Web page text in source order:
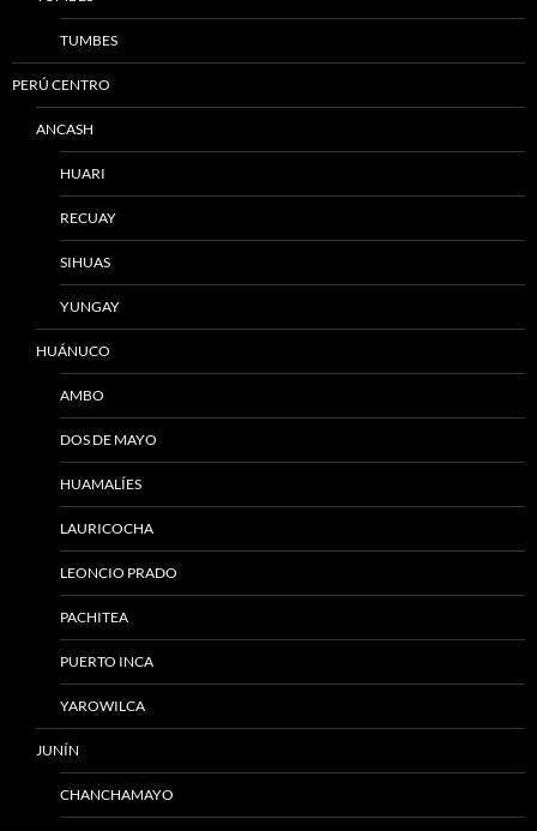
TUMBES
PERÚ CENTRO
ANCASH
HUARI
RECUAY
SIHUAS
YUNGAY
HUÁNUCO
AMBO
DOS DE MAYO
HUAMALÍES
LAURICOCHA
LEONCIO PRADO
PACHITEA
PUERTO INCA
YAROWILCA
JUNÍN
CHANCHAMAYO